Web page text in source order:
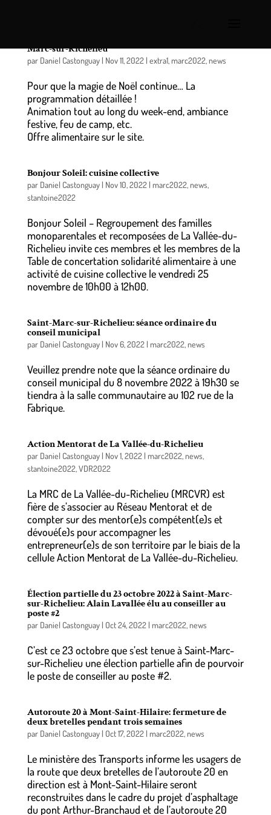
Marc-sur-Richelieu
par Daniel Castonguay| Nov 11, 2022| extra1,marc2022,news
Pour que la magie de Noël continue… La
programmation détaillée !
Animation tout au long du week-end, ambiance
festive, feu de camp, etc.
Offre alimentaire sur le site.
Bonjour Soleil: cuisine collective
par Daniel Castonguay| Nov 10, 2022| marc2022,news,
stantoine2022
Bonjour Soleil – Regroupement des familles
monoparentales et recomposées de La Vallée-du-
Richelieu invite ces membres et les membres de la
Table de concertation solidarité alimentaire à une
activité de cuisine collective le vendredi 25
novembre de 10h00 à 12h00.
Saint-Marc-sur-Richelieu: séance ordinaire du
conseil municipal
par Daniel Castonguay| Nov 6, 2022| marc2022,news
Veuillez prendre note que la séance ordinaire du
conseil municipal du 8 novembre 2022 à 19h30 se
tiendra à la salle communautaire au 102 rue de la
Fabrique.
Action Mentorat de La Vallée-du-Richelieu
par Daniel Castonguay| Nov 1, 2022| marc2022,news,
stantoine2022,VDR2022
La MRC de La Vallée-du-Richelieu (MRCVR) est
fière de s’associer au Réseau Mentorat et de
compter sur des mentor(e)s compétent(e)s et
dévoué(e)s pour accompagner les
entrepreneur(e)s de son territoire par le biais de la
cellule Action Mentorat de La Vallée-du-Richelieu.
Élection partielle du 23 octobre 2022 à Saint-Marc-
sur-Richelieu: Alain Lavallée élu au conseiller au
poste #2
par Daniel Castonguay| Oct 24, 2022| marc2022,news
C’est ce 23 octobre que s’est tenue à Saint-Marc-
sur-Richelieu une élection partielle afin de pourvoir
le poste de conseiller au poste #2.
Autoroute 20 à Mont-Saint-Hilaire: fermeture de
deux bretelles pendant trois semaines
par Daniel Castonguay| Oct 17, 2022| marc2022,news
Le ministère des Transports informe les usagers de
la route que deux bretelles de l’autoroute 20 en
direction est à Mont-Saint-Hilaire seront
reconstruites dans le cadre du projet d’asphaltage
du pont Arthur-Branchaud et de l’autoroute 20